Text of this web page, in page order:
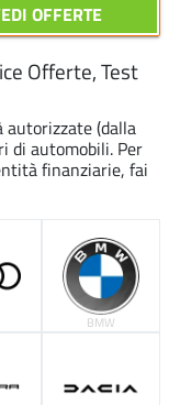
OFFERTE
Offerte, Test
(dalla
di automobili. Per
finanziarie, fai
BMW